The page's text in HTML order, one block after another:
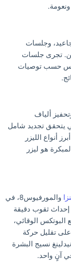
وجلسات
تجرى جلسات
حسب توصيات
ألياف
يتحقق تجديد شامل
أنواع الليزر
هو ليزر
والمورفيوس8، في
إحداث ثقوب دقيقة
البوتكس الوقائي،
تقليل حركة
نسيج البشرة
آنٍ واحد.